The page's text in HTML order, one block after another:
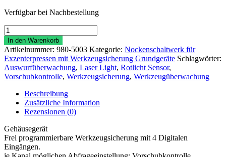
Verfügbar bei Nachbestellung
Elektronische
Werkzeugsicherung
mit
Nockenschaltwerk
WZS-
NSW1000-
STA
Menge
In den Warenkorb
Artikelnummer: 980-5003 Kategorie: Nockenschaltwerk für
Exzenterpressen mit Werkzeugsicherung Grundgeräte Schlagwörter:
Auswurfüberwachung, Laser Light, Rotlicht Sensor,
Vorschubkontrolle, Werkzeugsicherung, Werkzeugüberwachung
Beschreibung
Zusätzliche Information
Rezensionen (0)
Gehäusegerät
Frei programmierbare Werkzeugsicherung mit 4 Digitalen
Eingängen.